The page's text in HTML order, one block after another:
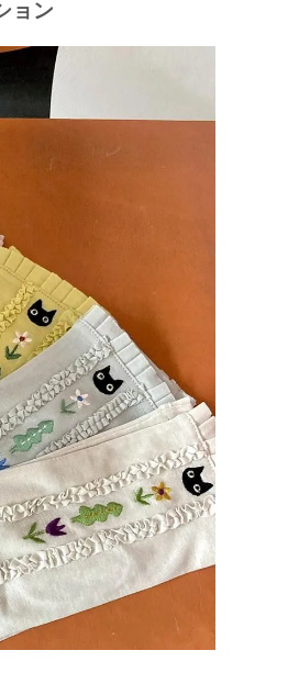
ョン